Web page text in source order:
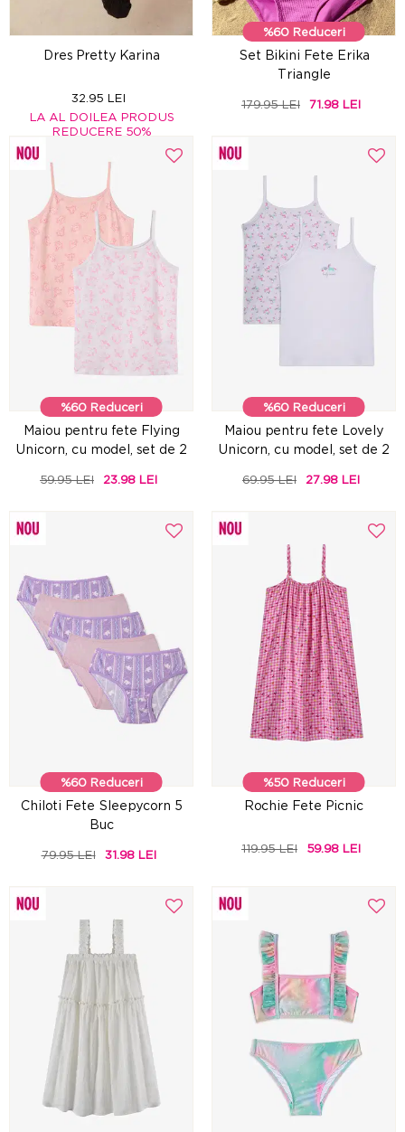
Dres Pretty Karina
32.95 LEI
LA AL DOILEA PRODUS
REDUCERE 50%
%60 Reduceri
Set Bikini Fete Erika
Triangle
179.95 LEI 71.98 LEI
%60 Reduceri
Maiou pentru fete Flying
Unicorn, cu model, set de 2
59.95 LEI 23.98 LEI
%60 Reduceri
Maiou pentru fete Lovely
Unicorn, cu model, set de 2
69.95 LEI 27.98 LEI
%60 Reduceri
Chiloti Fete Sleepycorn 5
Buc
79.95 LEI 31.98 LEI
%50 Reduceri
Rochie Fete Picnic
119.95 LEI 59.98 LEI